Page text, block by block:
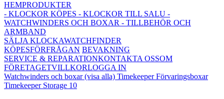
HEMPRODUKTER
- KLOCKOR KÖPES - KLOCKOR TILL SALU -
WATCHWINDERS OCH BOXAR - TILLBEHÖR OCH
ARMBAND
SÄLJA KLOCKAWATCHFINDER
KÖPESFÖRFRÅGAN BEVAKNING
SERVICE & REPARATIONKONTAKTA OSSOM
FÖRETAGETVILLKORLOGGA IN
Watchwinders och boxar (visa alla) Timekeeper Förvaringsboxar
Timekeeper Storage 10